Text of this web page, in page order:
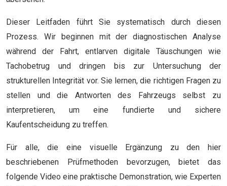
Dieser Leitfaden führt Sie systematisch durch diesen
Prozess. Wir beginnen mit der diagnostischen Analyse
während der Fahrt, entlarven digitale Täuschungen wie
Tachobetrug und dringen bis zur Untersuchung der
strukturellen Integrität vor. Sie lernen, die richtigen Fragen zu
stellen und die Antworten des Fahrzeugs selbst zu
interpretieren, um eine fundierte und sichere
Kaufentscheidung zu treffen.
Für alle, die eine visuelle Ergänzung zu den hier
beschriebenen Prüfmethoden bevorzugen, bietet das
folgende Video eine praktische Demonstration, wie Experten